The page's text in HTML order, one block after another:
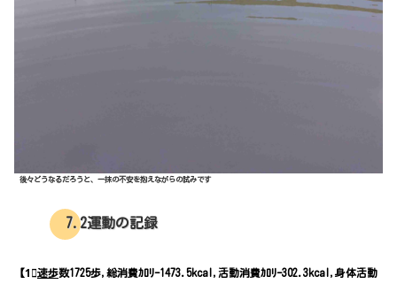
後々どうなるだろうと、一抹の不安を抱えながらの試みです
7.2運動の記録
【1⃣速歩数1725歩,総消費ｶﾛﾘｰ1473.5kcal,活動消費ｶﾛﾘｰ302.3kcal,身体活動